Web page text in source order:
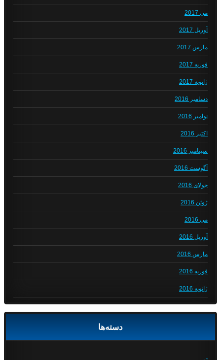
می 2017
آوریل 2017
مارس 2017
فوریه 2017
ژانویه 2017
دسامبر 2016
نوامبر 2016
اکتبر 2016
سپتامبر 2016
آگوست 2016
جولای 2016
ژوئن 2016
می 2016
آوریل 2016
مارس 2016
فوریه 2016
ژانویه 2016
دسته‌ها